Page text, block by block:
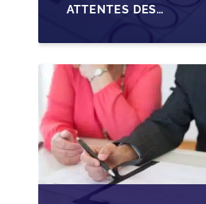
ATTENTES DES
TRANSMISSION DES
PME BELGES